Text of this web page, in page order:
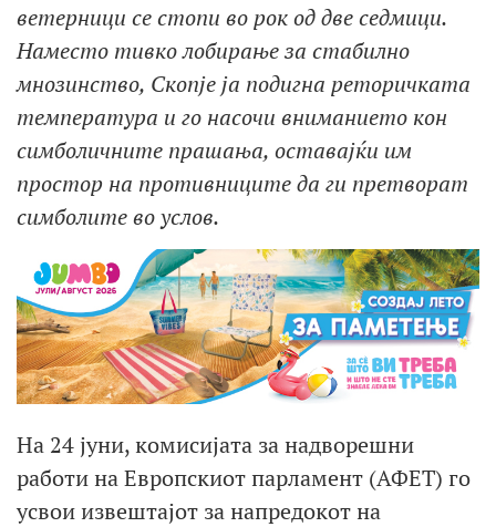
ветерници се стопи во рок од две седмици.
Наместо тивко лобирање за стабилно
мнозинство, Скопје ја подигна реторичката
температура и го насочи вниманието кон
симболичните прашања, оставајќи им
простор на противниците да ги претворат
симболите во услов.
На 24 јуни, комисијата за надворешни
работи на Европскиот парламент (АФЕТ) го
усвои извештајот за напредокот на